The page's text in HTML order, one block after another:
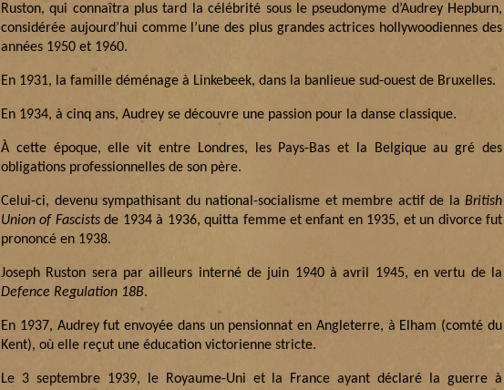
Ruston, qui connaîtra plus tard la célébrité sous le pseudonyme d’Audrey Hepburn,
considérée aujourd’hui comme l’une des plus grandes actrices hollywoodiennes des
années 1950 et 1960.
En 1931, la famille déménage à Linkebeek, dans la banlieue sud-ouest de Bruxelles.
En 1934, à cinq ans, Audrey se découvre une passion pour la danse classique.
À cette époque, elle vit entre Londres, les Pays-Bas et la Belgique au gré des
obligations professionnelles de son père.
Celui-ci, devenu sympathisant du national-socialisme et membre actif de la British
Union of Fascistsde 1934 à 1936, quitta femme et enfant en 1935, et un divorce fut
prononcé en 1938.
Joseph Ruston sera par ailleurs interné de juin 1940 à avril 1945, en vertu de la
Defence Regulation 18B.
En 1937, Audrey fut envoyée dans un pensionnat en Angleterre, à Elham (comté du
Kent), où elle reçut une éducation victorienne stricte.
Le 3 septembre 1939, le Royaume-Uni et la France ayant déclaré la guerre à